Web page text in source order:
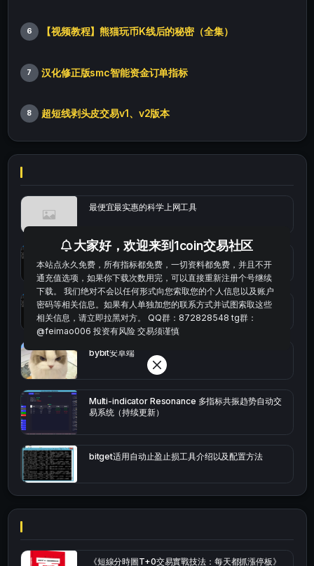
6 【视频教程】熊猫玩币K线后的秘密（全集）
7 汉化修正版smc智能资金订单指标
8 超短线剥头皮交易v1、v2版本
最便宜最实惠的科学上网工具
统计涨跌幅的python代码
okx的短线量化的免费版本
bybit安卓端
Multi-indicator Resonance 多指标共振趋势自动交
易系统（持续更新）
bitget适用自动止盈止损工具介绍以及配置方法
《短線分時圖T+0交易實戰技法：每天都抓漲停板》
大家好，欢迎来到1coin交易社区
本站点永久免费，所有指标都免费，一切资料都免费，并且不开
通充值选项，如果你下载次数用完，可以直接重新注册个号继续
下载。 我们绝对不会以任何形式向您索取您的个人信息以及账户
密码等相关信息。如果有人单独加您的联系方式并试图索取这些
相关信息，请立即拉黑对方。 QQ群：872828548 tg群：
@feimao006 投资有风险 交易须谨慎